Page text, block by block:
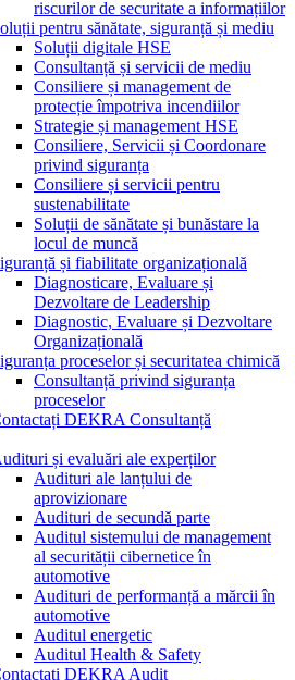
riscurilor de securitate a informațiilor
pentru sănătate, siguranță și mediu
Soluții digitale HSE
Consultanță și servicii de mediu
Consiliere și management de
protecție împotriva incendiilor
Strategie și management HSE
Consiliere, Servicii și Coordonare
privind siguranța
Consiliere și servicii pentru
sustenabilitate
Soluții de sănătate și bunăstare la
locul de muncă
și fiabilitate organizațională
Diagnosticare, Evaluare și
Dezvoltare de Leadership
Diagnostic, Evaluare și Dezvoltare
Organizațională
proceselor și securitatea chimică
Consultanță privind siguranța
proceselor
DEKRA Consultanță
și evaluări ale experților
Audituri ale lanțului de
aprovizionare
Audituri de secundă parte
Auditul sistemului de management
al securității cibernetice în
automotive
Audituri de performanță a mărcii în
automotive
Auditul energetic
Auditul Health & Safety
DEKRA Audit